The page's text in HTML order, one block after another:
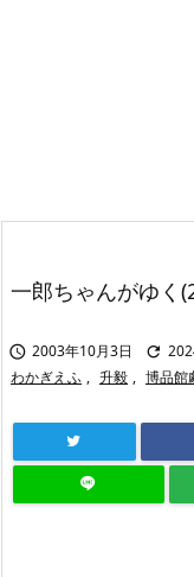
一郎ちゃんがゆく
 2003年10月3日 
わかぎえふ , 升毅 , 博品館